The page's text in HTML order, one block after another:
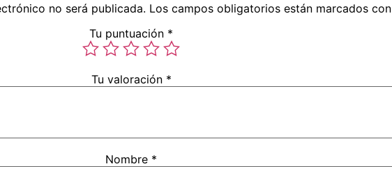
no será publicada. Los campos obligatorios están marcados con
Tu puntuación *
Tu valoración *
Nombre *